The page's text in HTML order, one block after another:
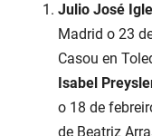
Julio José
Madrid o 23
Casou en
Isabel
o 18 de
de Beatriz